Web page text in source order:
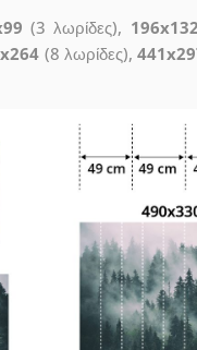
(3 λωρίδες), 196x132
(8 λωρίδες),